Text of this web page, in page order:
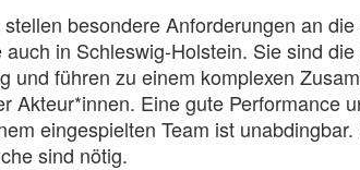
besondere Anforderungen an
auch in Schleswig-Holstein. Sie sind
und führen zu einem komplexen
Akteur*innen. Eine gute Performance
eingespielten Team ist
sind nötig.